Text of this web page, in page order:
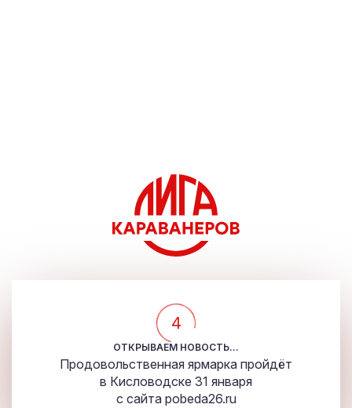
4
ОТКРЫВАЕМ НОВОСТЬ...
Продовольственная ярмарка пройдёт
в Кисловодске 31 января
с сайта pobeda26.ru